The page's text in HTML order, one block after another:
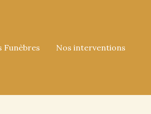
Funèbres Nos interventions